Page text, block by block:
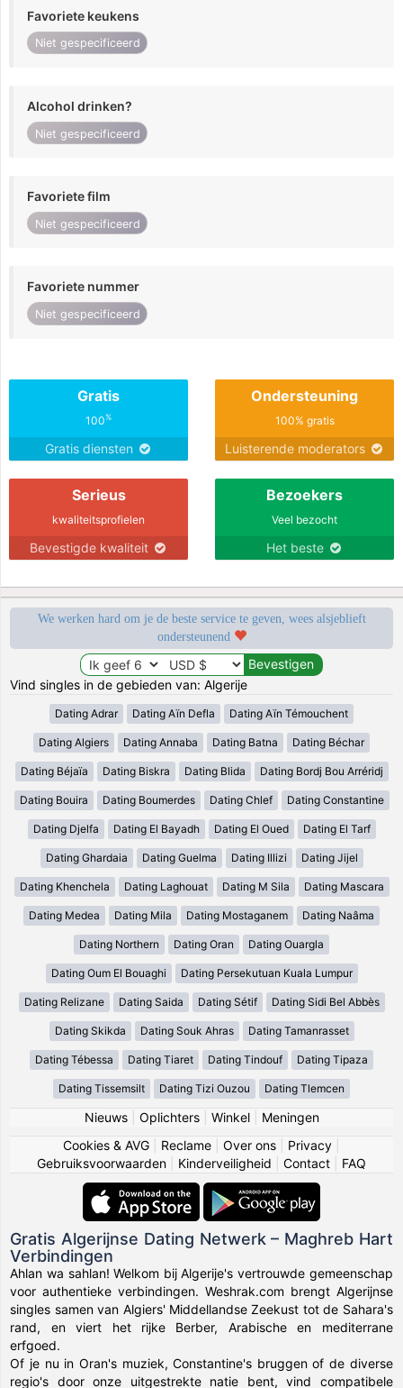
Favoriete keukens
Niet gespecificeerd
Alcohol drinken?
Niet gespecificeerd
Favoriete film
Niet gespecificeerd
Favoriete nummer
Niet gespecificeerd
Gratis
100%
Gratis diensten
Ondersteuning
100% gratis
Luisterende moderators
Serieus
kwaliteitsprofielen
Bevestigde kwaliteit
Bezoekers
Veel bezocht
Het beste
We werken hard om je de beste service te geven, wees alsjeblieft
ondersteunend
Vind singles in de gebieden van: Algerije
Dating Adrar Dating Aïn Defla Dating Aïn Témouchent
Dating Algiers Dating Annaba Dating Batna Dating Béchar
Dating Béjaïa Dating Biskra Dating Blida Dating Bordj Bou Arréridj
Dating Bouira Dating Boumerdes Dating Chlef Dating Constantine
Dating Djelfa Dating El Bayadh Dating El Oued Dating El Tarf
Dating Ghardaia Dating Guelma Dating Illizi Dating Jijel
Dating Khenchela Dating Laghouat Dating M Sila Dating Mascara
Dating Medea Dating Mila Dating Mostaganem Dating Naâma
Dating Northern Dating Oran Dating Ouargla
Dating Oum El Bouaghi Dating Persekutuan Kuala Lumpur
Dating Relizane Dating Saida Dating Sétif Dating Sidi Bel Abbès
Dating Skikda Dating Souk Ahras Dating Tamanrasset
Dating Tébessa Dating Tiaret Dating Tindouf Dating Tipaza
Dating Tissemsilt Dating Tizi Ouzou Dating Tlemcen
Nieuws| Oplichters| Winkel| Meningen
Cookies & AVG
Reclame Over ons Privacy
Gebruiksvoorwaarden
Kinderveiligheid Contact FAQ
Gratis Algerijnse Dating Netwerk – Maghreb Hart
Verbindingen
Ahlan wa sahlan! Welkom bij Algerije's vertrouwde gemeenschap
voor authentieke verbindingen. Weshrak.com brengt Algerijnse
singles samen van Algiers' Middellandse Zeekust tot de Sahara's
rand, en viert het rijke Berber, Arabische en mediterrane
erfgoed.
Of je nu in Oran's muziek, Constantine's bruggen of de diverse
regio's door onze uitgestrekte natie bent, vind compatibele